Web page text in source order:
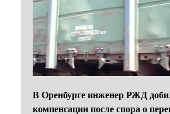
В Оренбурге инженер РЖД
компенсации после спора о